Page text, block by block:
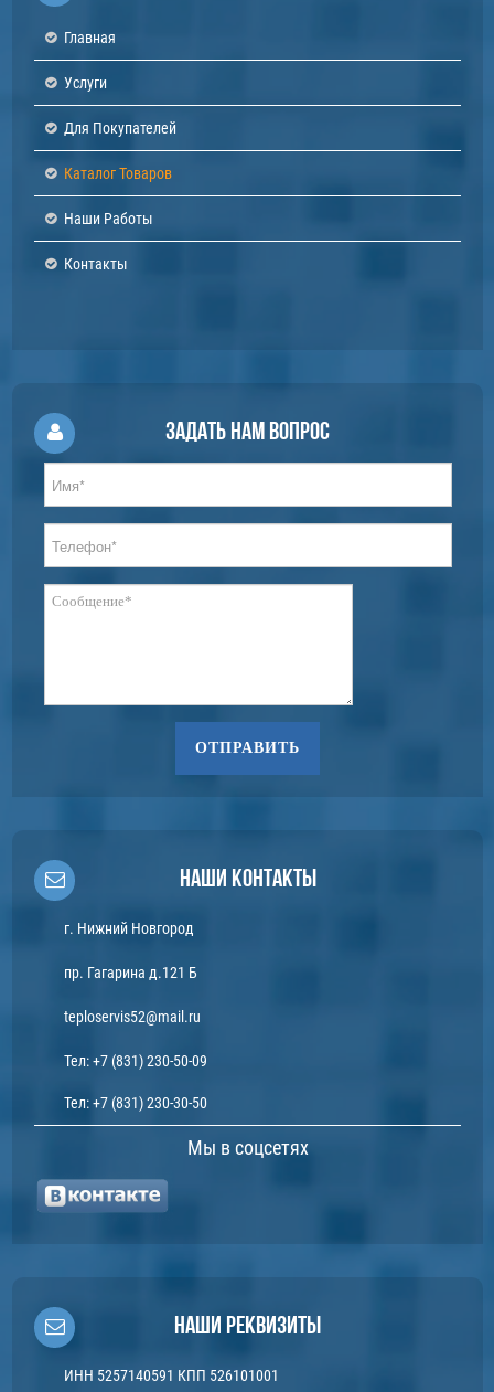
Главная
Услуги
Для Покупателей
Каталог Товаров
Наши Работы
Контакты
Задать нам вопрос
ОТПРАВИТЬ
Наши контакты
г. Нижний Новгород
пр. Гагарина д.121 Б
teploservis52@mail.ru
Тел:+7 (831) 230-50-09
Тел:+7 (831) 230-30-50
Мы в соцсетях
Наши реквизиты
ИНН 5257140591 КПП 526101001